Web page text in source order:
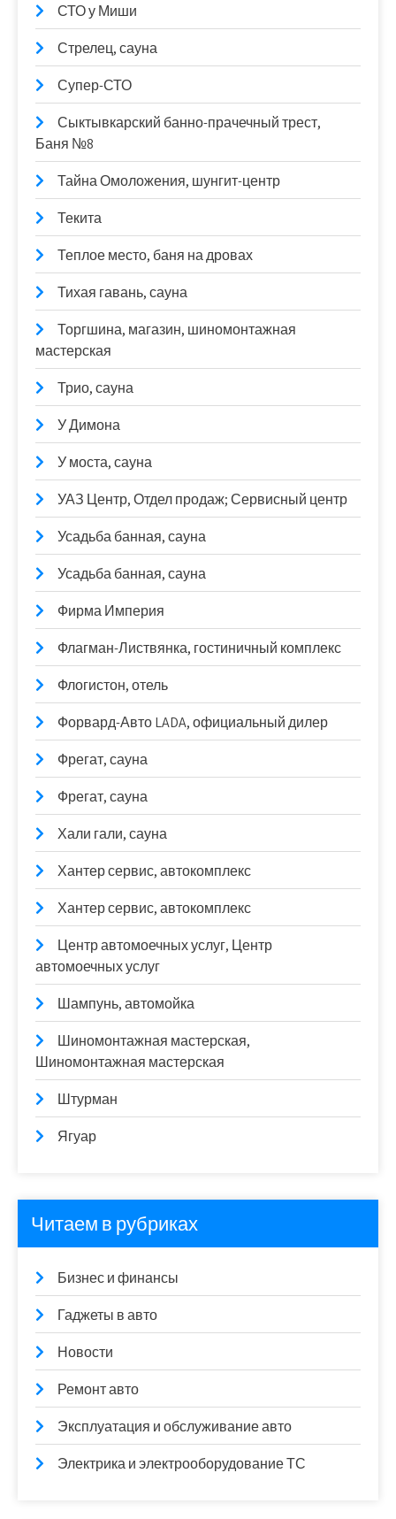
СТО у Миши
Стрелец, сауна
Супер-СТО
Сыктывкарский банно-прачечный трест,
Баня №8
Тайна Омоложения, шунгит-центр
Текита
Теплое место, баня на дровах
Тихая гавань, сауна
Торгшина, магазин, шиномонтажная
мастерская
Трио, сауна
У Димона
У моста, сауна
УАЗ Центр, Отдел продаж; Сервисный центр
Усадьба банная, сауна
Усадьба банная, сауна
Фирма Империя
Флагман-Листвянка, гостиничный комплекс
Флогистон, отель
Форвард-Авто LADA, официальный дилер
Фрегат, сауна
Фрегат, сауна
Хали гали, сауна
Хантер сервис, автокомплекс
Хантер сервис, автокомплекс
Центр автомоечных услуг, Центр
автомоечных услуг
Шампунь, автомойка
Шиномонтажная мастерская,
Шиномонтажная мастерская
Штурман
Ягуар
Читаем в рубриках
Бизнес и финансы
Гаджеты в авто
Новости
Ремонт авто
Эксплуатация и обслуживание авто
Электрика и электрооборудование ТС